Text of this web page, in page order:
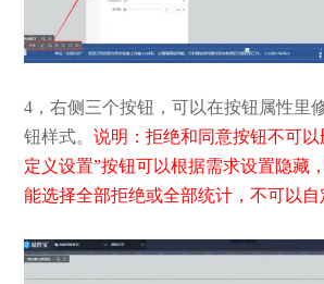
4，右侧三个按钮，可以在按钮属性里
钮样式。 说明：拒绝和同意按钮不可以
定义设置”按钮可以根据需求设置隐藏
能选择全部拒绝或全部统计，不可以自